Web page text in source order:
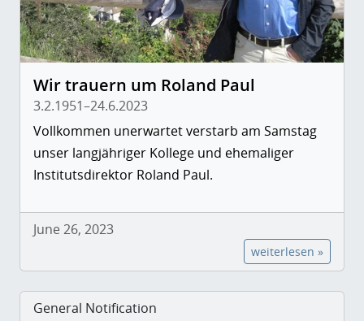
Wir trauern um Roland Paul
3.2.1951–24.6.2023
Vollkommen unerwartet verstarb am Samstag
unser langjähriger Kollege und ehemaliger
Institutsdirektor Roland Paul.
June 26, 2023
weiterlesen »
General Notification